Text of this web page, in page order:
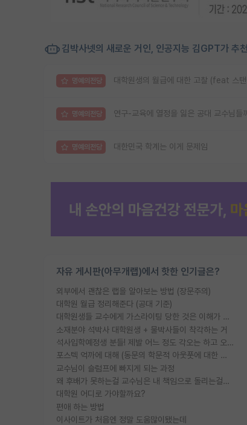
김박사넷의 새로운 거인, 인공지능 김GPT가 추
명예의전당 대학원생의 월급에 대한 고찰 (feat 스탠
명예의전당 연구-교육에 열정을 잃은 공대 교수님
명예의전당 대한민국 학계는 이게 문제임
자유 게시판(아무개랩)에서 핫한 인기글은?
외부에서 괜찮은 랩을 알아보는 방법 (장문주의)
대학원 월급 정리해준다 (공대 기준)
대학원생들 교수에게 가스라이팅 당한 것은 이해가 갑니다. 안타깝네요.
소재분야 석박사 대학원생 + 물박사들이 착각하는 거
석사입학예정생 분들! 제발 어느 정도 각오는 하고 오세요.
포스텍 억까에 대해 (동문의 학문적 아웃풋에 대한 반박)
교수님이 슬럼프에 빠지게 되는 과정
왜 후배가 못하는걸 교수님은 내 책임으로 돌리는걸까요?
대학원 어디로 가야할까요?
편애 하는 방법
이사이트가 처음엔 정말 도움많이됐는데